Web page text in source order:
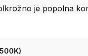
je popolna